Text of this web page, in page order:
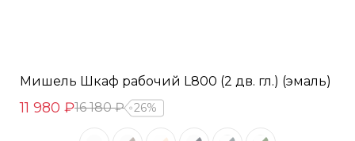
Мишель Шкаф рабочий L800 (2 дв. гл.) (эмаль)
11 980 ₽16 180 ₽ 26%